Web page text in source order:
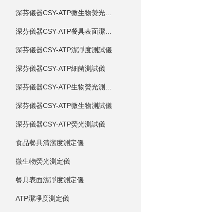
深芬儀器CSY-ATP潔凈度測試儀
深芬儀器CSY-ATP細菌測試儀
深芬儀器CSY-ATP微生物測試儀
深芬儀器CSY-ATP熒光測試儀
食品餐具清潔度測定儀
微生物熒光測定儀
餐具表面潔凈度測定儀
ATP潔凈度測定儀